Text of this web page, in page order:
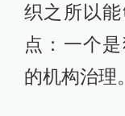
织之所以
点：一个
的机构治理。